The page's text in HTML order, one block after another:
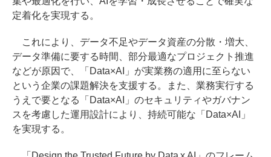
定着化を実現する。
これにより、データ不足やデータ資産の分散・増大、
データ準備に要する時間、部分最適なプロジェクト推進
などが原因で、「Data×AI」が実業務の適用に至らない
という企業の課題解決を支援する。また、業務実行する
うえで要となる「Data×AI」のセキュリティやガバナン
スを考慮した運用設計により、持続可能な「Data×AI」
を実現する。